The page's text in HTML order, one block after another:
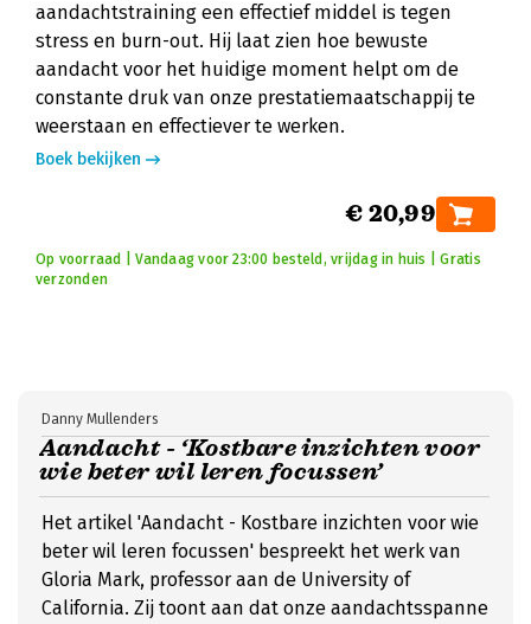
aandachtstraining een effectief middel is tegen
stress en burn-out. Hij laat zien hoe bewuste
aandacht voor het huidige moment helpt om de
constante druk van onze prestatiemaatschappij te
weerstaan en effectiever te werken.
Boek bekijken
€ 20,99
Op voorraad | Vandaag voor 23:00 besteld, vrijdag in huis | Gratis
verzonden
Aandacht - ‘Kostbare inzichten voor
wie beter wil leren focussen’
Danny Mullenders
Het artikel 'Aandacht - Kostbare inzichten voor wie
beter wil leren focussen' bespreekt het werk van
Gloria Mark, professor aan de University of
California. Zij toont aan dat onze aandachtsspanne